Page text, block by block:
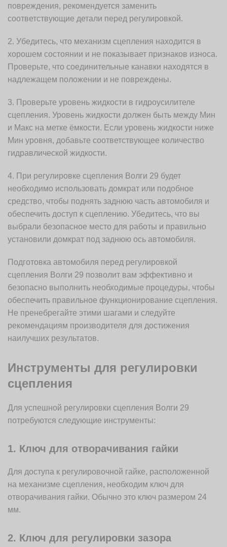
повреждения, рекомендуется заменить
соответствующие детали перед регулировкой.
2. Убедитесь, что механизм сцепления находится в
хорошем состоянии и не показывает признаков износа.
Проверьте, что соединительные канавки находятся в
надлежащем положении и не повреждены.
3. Проверьте уровень жидкости в гидроусилителе
сцепления. Уровень жидкости должен быть между Мин
и Макс на метке ёмкости. Если уровень жидкости ниже
Мин уровня, добавьте соответствующее количество
гидравлической жидкости.
4. При регулировке сцепления Волги 29 будет
необходимо использовать домкрат или подобное
средство, чтобы поднять заднюю часть автомобиля и
обеспечить доступ к сцеплению. Убедитесь, что вы
выбрали безопасное место для работы и правильно
установили домкрат под заднюю ось автомобиля.
Подготовка автомобиля перед регулировкой
сцепления Волги 29 позволит вам эффективно и
безопасно выполнить необходимые процедуры, чтобы
обеспечить правильное функционирование сцепления.
Не пренебрегайте этими шагами и следуйте
рекомендациям производителя для достижения
наилучших результатов.
Инструменты для регулировки
сцепления
Для успешной регулировки сцепления Волги 29
потребуются следующие инструменты:
1. Ключ для отворачивания гайки
Для доступа к регулировочной гайке, расположенной
на механизме сцепления, необходим ключ для
отворачивания гайки. Обычно это ключ размером 24
мм.
2. Ключ для регулировки зазора